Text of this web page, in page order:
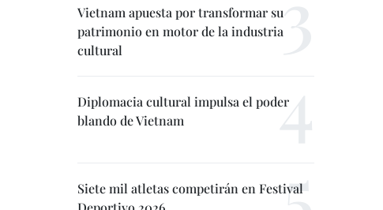
Vietnam apuesta por transformar su
patrimonio en motor de la industria
cultural
Diplomacia cultural impulsa el poder
blando de Vietnam
Siete mil atletas competirán en Festival